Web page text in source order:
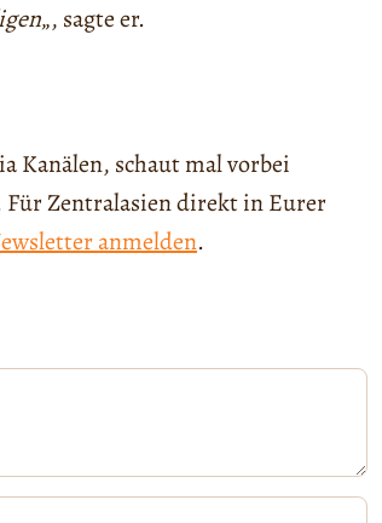
„, sagte er.
Kanälen, schaut mal vorbei
Für Zentralasien direkt in Eurer
anmelden.